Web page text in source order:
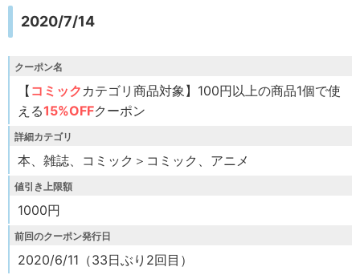
2020/7/14
クーポン名
【 コミック カテゴリ商品対象】100円以上の商品1個で使
える15%OFFクーポン
詳細カテゴリ
本、雑誌、コミック＞コミック、アニメ
値引き上限額
1000円
前回のクーポン発行日
2020/6/11（33日ぶり2回目）